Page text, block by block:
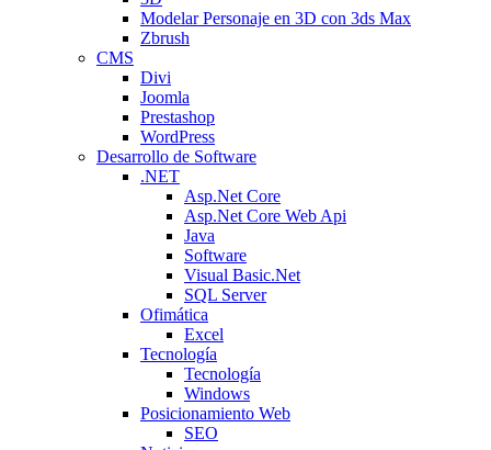
Modelar Personaje en 3D con 3ds Max
Zbrush
CMS
Divi
Joomla
Prestashop
WordPress
Desarrollo de Software
.NET
Asp.Net Core
Asp.Net Core Web Api
Java
Software
Visual Basic.Net
SQL Server
Ofimática
Excel
Tecnología
Tecnología
Windows
Posicionamiento Web
SEO